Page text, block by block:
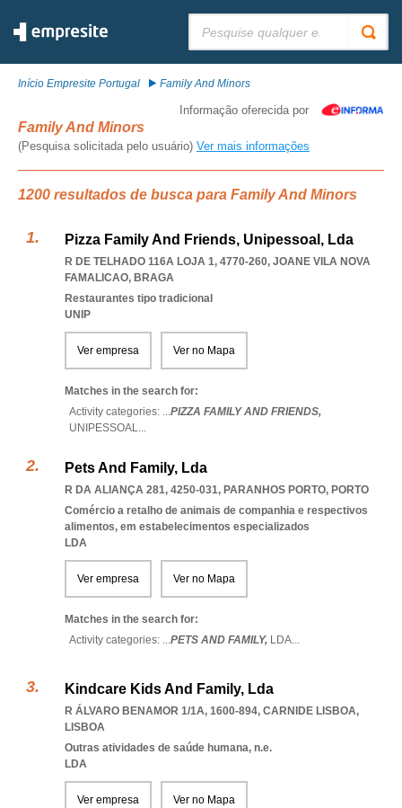
Início Empresite Portugal Family And Minors
Informação oferecida por
Family And Minors
(Pesquisa solicitada pelo usuário) Ver mais informações
1200 resultados de busca para Family And Minors
Pizza Family And Friends, Unipessoal, Lda
R DE TELHADO 116A LOJA 1, 4770-260, JOANE VILA NOVA
FAMALICAO, BRAGA
Restaurantes tipo tradicional
UNIP
Ver empresa Ver no Mapa
Matches in the search for:
Activity categories: ...PIZZA FAMILY AND FRIENDS,
UNIPESSOAL...
Pets And Family, Lda
R DA ALIANÇA 281, 4250-031, PARANHOS PORTO, PORTO
Comércio a retalho de animais de companhia e respectivos
alimentos, em estabelecimentos especializados
LDA
Ver empresa Ver no Mapa
Matches in the search for:
Activity categories: ...PETS AND FAMILY, LDA...
Kindcare Kids And Family, Lda
R ÁLVARO BENAMOR 1/1A, 1600-894, CARNIDE LISBOA,
LISBOA
Outras atividades de saúde humana, n.e.
LDA
Ver empresa Ver no Mapa